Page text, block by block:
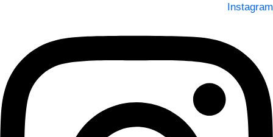
Instagram